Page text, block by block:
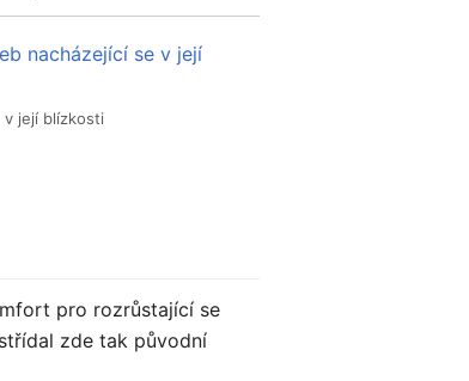
v její blízkosti
pro rozrůstající se
zde tak původní